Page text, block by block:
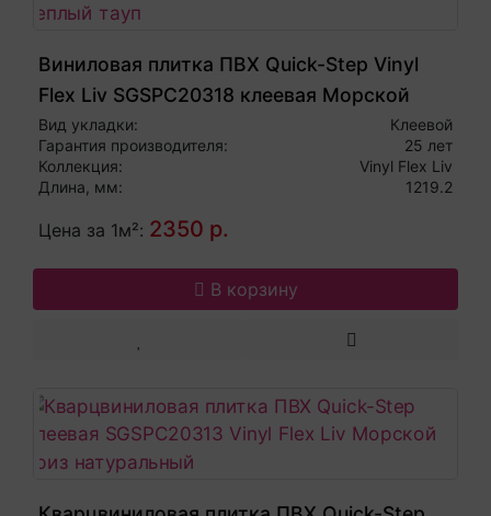
Виниловая плитка ПВХ Quick-Step Vinyl
Flex Liv SGSPC20318 клеевая Морской
бриз теплый тауп
Вид укладки:
Клеевой
Гарантия производителя:
25 лет
Коллекция:
Vinyl Flex Liv
Длина, мм:
1219.2
Цена за 1м²: 2350 р.
В корзину